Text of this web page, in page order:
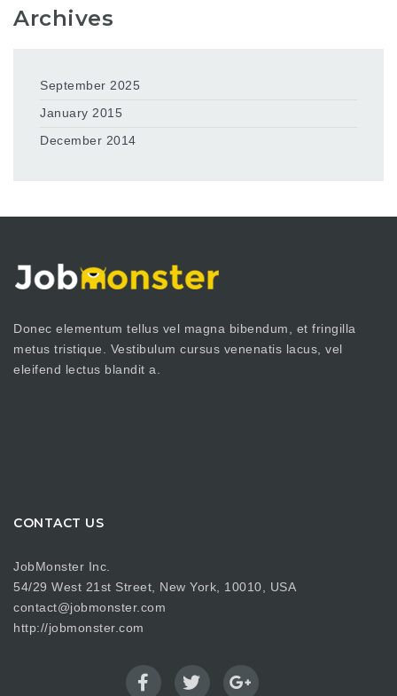
Archives
September 2025
January 2015
December 2014
Donec elementum tellus vel magna bibendum, et fringilla
metus tristique. Vestibulum cursus venenatis lacus, vel
eleifend lectus blandit a.
CONTACT US
JobMonster Inc.
54/29 West 21st Street, New York, 10010, USA
contact@jobmonster.com
http://jobmonster.com